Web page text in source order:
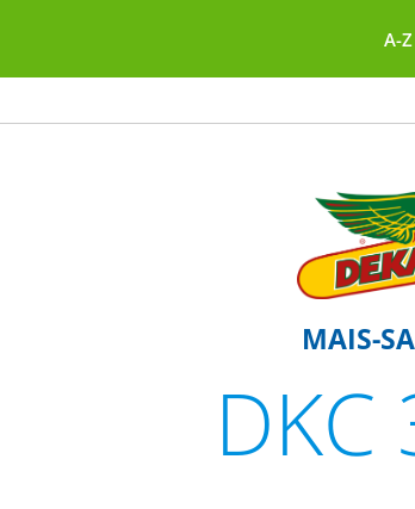
A-Z
MAIS-